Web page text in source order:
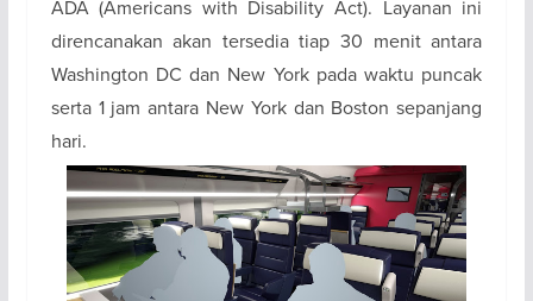
ADA (Americans with Disability Act). Layanan ini
direncanakan akan tersedia tiap 30 menit antara
Washington DC dan New York pada waktu puncak
serta 1 jam antara New York dan Boston sepanjang
hari.